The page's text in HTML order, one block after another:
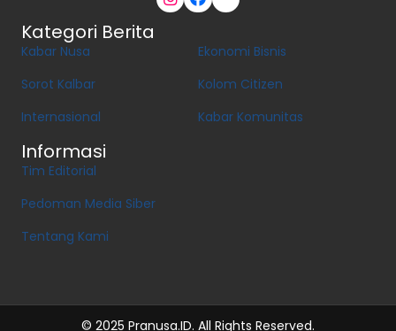
Kategori Berita
Kabar Nusa
Sorot Kalbar
Internasional
Ekonomi Bisnis
Kolom Citizen
Kabar Komunitas
Informasi
Tim Editorial
Pedoman Media Siber
Tentang Kami
© 2025 Pranusa.ID. All Rights Reserved.